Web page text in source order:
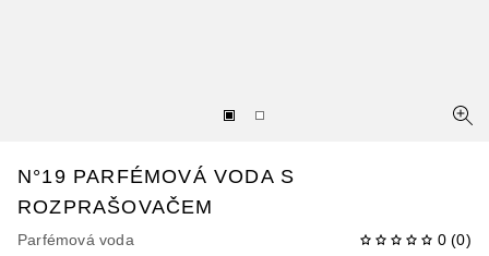
N°19 PARFÉMOVÁ VODA S
ROZPRAŠOVAČEM
Parfémová voda 0 (0)